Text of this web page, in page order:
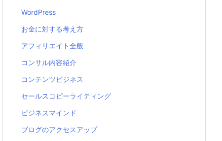
WordPress
お金に対する考え方
アフィリエイト全般
コンサル内容紹介
コンテンツビジネス
セールスコピーライティング
ビジネスマインド
ブログのアクセスアップ